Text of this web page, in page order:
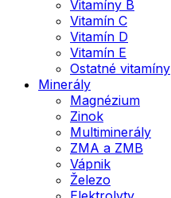
Vitamíny B
Vitamín C
Vitamín D
Vitamín E
Ostatné vitamíny
Minerály
Magnézium
Zinok
Multiminerály
ZMA a ZMB
Vápnik
Železo